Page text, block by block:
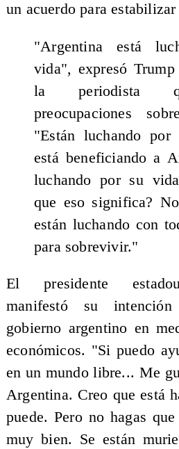
un acuerdo para
"Argentina está
vida", expresó Trump
la periodista
preocupaciones
"Están luchando
está beneficiando a
luchando por su
que eso significa?
están luchando con
para sobrevivir."
El presidente
manifestó su
gobierno argentino en
económicos. "Si puedo
en un mundo libre... Me
Argentina. Creo que está
puede. Pero no hagas
muy bien. Se están